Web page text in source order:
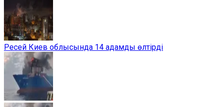
Ресей Киев облысында 14 адамды өлтірді